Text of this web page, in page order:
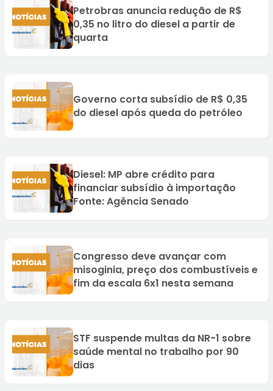
Petrobras anuncia redução de R$
0,35 no litro do diesel a partir de
quarta
Governo corta subsídio de R$ 0,35
do diesel após queda do petróleo
Diesel: MP abre crédito para
financiar subsídio à importação
Fonte: Agência Senado
Congresso deve avançar com
misoginia, preço dos combustíveis e
fim da escala 6x1 nesta semana
STF suspende multas da NR-1 sobre
saúde mental no trabalho por 90
dias